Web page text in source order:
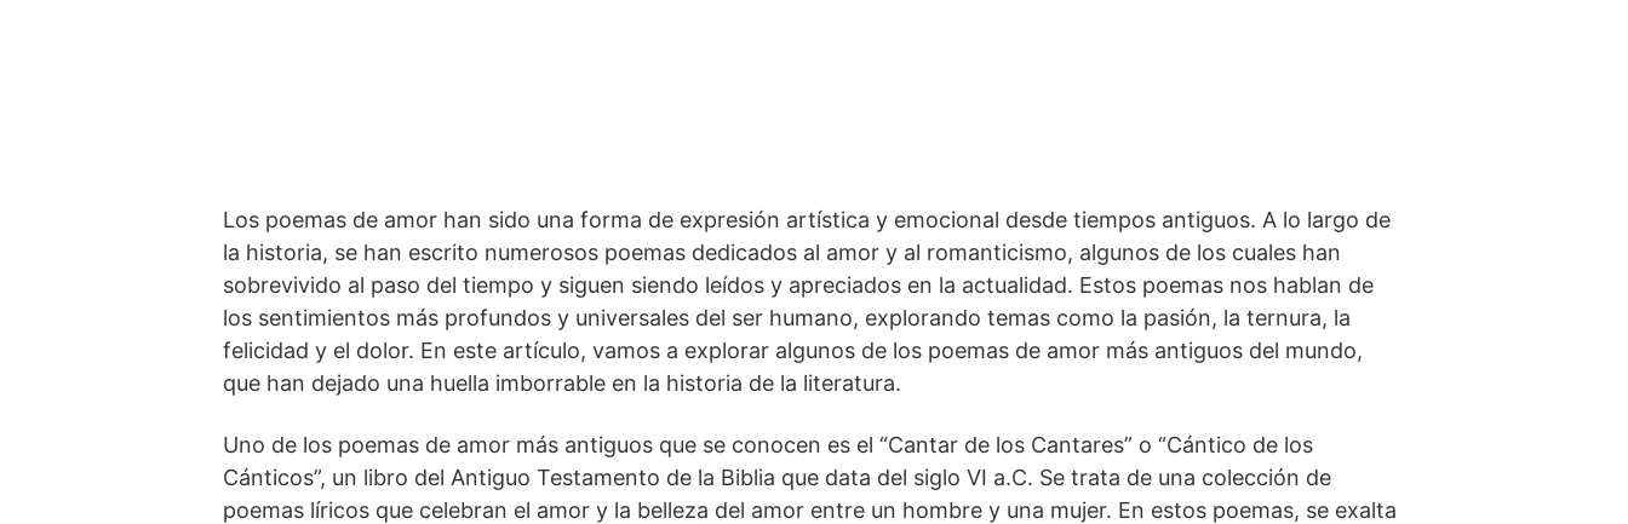
Los poemas de amor han sido una forma de⁢ expresión artística y emocional desde tiempos antiguos. ⁤A lo largo​ de
la historia, se han escrito numerosos poemas dedicados al amor y al romanticismo, algunos de los cuales ⁣han⁢
sobrevivido al paso del tiempo y siguen siendo leídos y apreciados en la actualidad. Estos poemas nos hablan de
los sentimientos más profundos y universales del⁢ ser humano, explorando temas como la pasión, la ternura, la
felicidad y el dolor. En este artículo, vamos a⁤ explorar algunos de los poemas de amor⁢ más antiguos del ‍mundo,​
que han dejado una huella imborrable en la historia de la literatura.
Uno de los ⁢poemas de amor más antiguos que se conocen es el “Cantar de los Cantares”​ o “Cántico de los
Cánticos”, un libro‍ del Antiguo⁢ Testamento de⁤ la Biblia‌ que data del siglo VI a.C. Se trata de una colección de
poemas líricos que celebran el⁣ amor y la ⁣belleza del amor entre un hombre y una mujer. En ⁤estos poemas, se exalta⁤